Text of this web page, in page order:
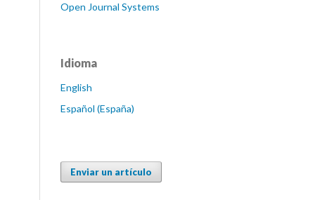
Open Journal Systems
Idioma
English
Español (España)
Enviar un artículo